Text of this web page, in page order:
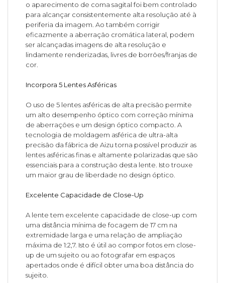
o aparecimento de coma sagital foi bem controlado
para alcançar consistentemente alta resolução até à
periferia da imagem. Ao também corrigir
eficazmente a aberração cromática lateral, podem
ser alcançadas imagens de alta resolução e
lindamente renderizadas, livres de borrões/franjas de
cor.
Incorpora 5 Lentes Asféricas
O uso de 5 lentes asféricas de alta precisão permite
um alto desempenho óptico com correção mínima
de aberrações e um design óptico compacto. A
tecnologia de moldagem asférica de ultra-alta
precisão da fábrica de Aizu torna possível produzir as
lentes asféricas finas e altamente polarizadas que são
essenciais para a construção desta lente. Isto trouxe
um maior grau de liberdade no design óptico.
Excelente Capacidade de Close-Up
A lente tem excelente capacidade de close-up com
uma distância mínima de focagem de 17 cm na
extremidade larga e uma relação de ampliação
máxima de 1:2,7. Isto é útil ao compor fotos em close-
up de um sujeito ou ao fotografar em espaços
apertados onde é difícil obter uma boa distância do
sujeito.